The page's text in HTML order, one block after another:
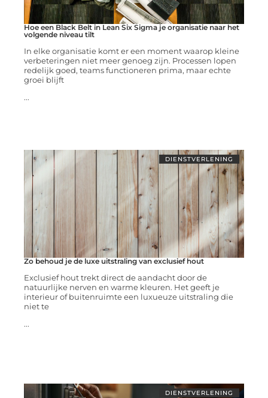
Hoe een Black Belt in Lean Six Sigma je organisatie naar het
volgende niveau tilt
In elke organisatie komt er een moment waarop kleine
verbeteringen niet meer genoeg zijn. Processen lopen
redelijk goed, teams functioneren prima, maar echte
groei blijft
...
DIENSTVERLENING
Zo behoud je de luxe uitstraling van exclusief hout
Exclusief hout trekt direct de aandacht door de
natuurlijke nerven en warme kleuren. Het geeft je
interieur of buitenruimte een luxueuze uitstraling die
niet te
...
DIENSTVERLENING